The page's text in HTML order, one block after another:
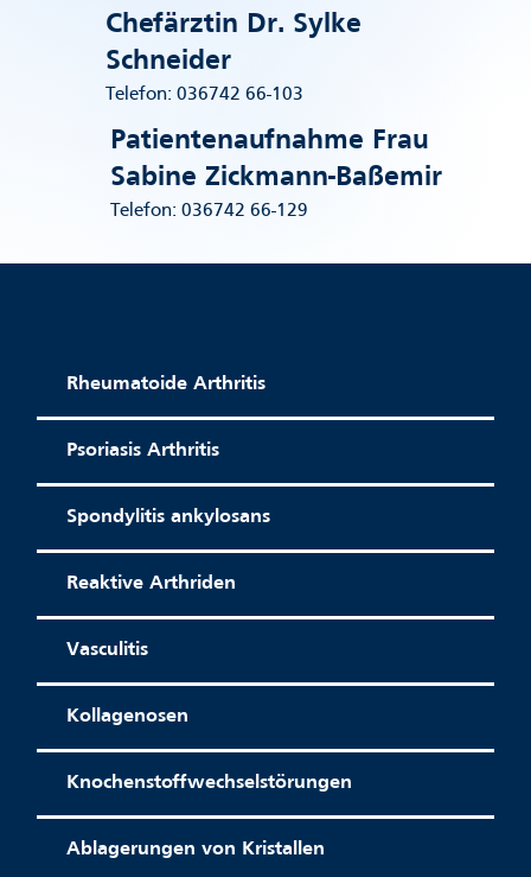
Chefärztin Dr. Sylke
Schneider
Telefon: 036742 66-103​
Patientenaufnahme Frau
Sabine Zickmann-Baßemir
Telefon: 036742 66-129
Rheumatoide Arthritis
Psoriasis Arthritis
Spondylitis ankylosans
Reaktive Arthriden
Vasculitis
Kollagenosen
Knochenstoffwechselstörungen
Ablagerungen von Kristallen